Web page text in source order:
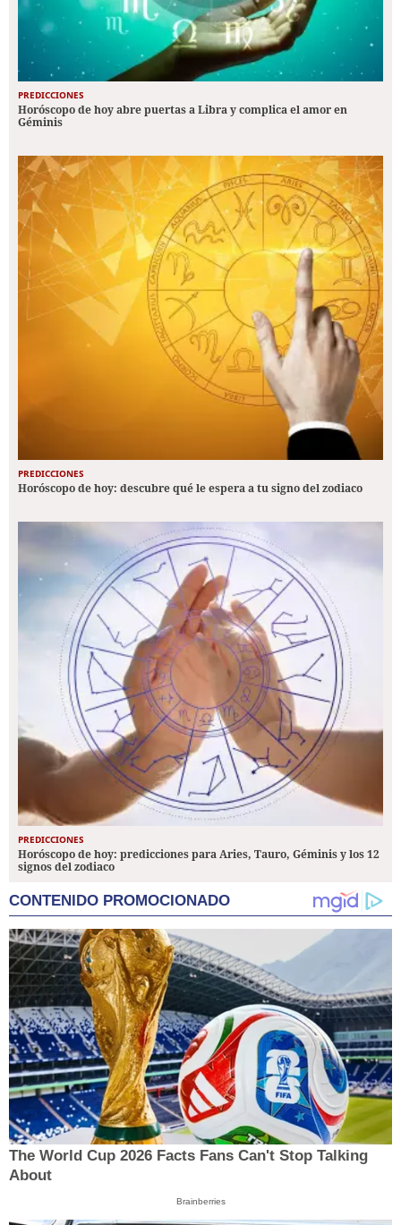
PREDICCIONES
Horóscopo de hoy abre puertas a Libra y complica el amor en
Géminis
PREDICCIONES
Horóscopo de hoy: descubre qué le espera a tu signo del zodiaco
PREDICCIONES
Horóscopo de hoy: predicciones para Aries, Tauro, Géminis y los 12
signos del zodiaco
CONTENIDO PROMOCIONADO
The World Cup 2026 Facts Fans Can't Stop Talking
About
Brainberries